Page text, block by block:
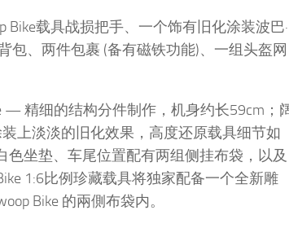
载具战损把手、一个饰有旧化涂装波巴·
包、两件包裹 (备有磁铁功能)、一组头盔网
— 精细的结构分件制作，机身约长59cm；
上淡淡的旧化效果，高度还原载具细节如
坐垫、车尾位置配有两组侧挂布袋，以及
1:6比例珍藏载具将独家配备一个全新雕
Bike 的兩側布袋内。